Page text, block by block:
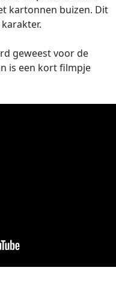
kartonnen buizen. Dit
geweest voor de
is een kort filmpje